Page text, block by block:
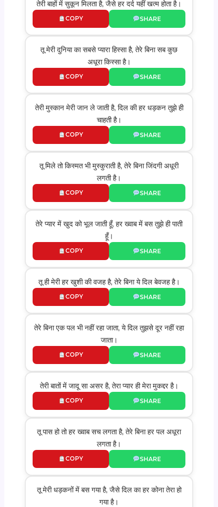
तेरी बाहों में सुकून मिलता है, जैसे हर दर्द यहीं खत्म होता है।
COPY SHARE
तू मेरी दुनिया का सबसे प्यारा हिस्सा है, तेरे बिना सब कुछ
अधूरा किस्सा है।
COPY SHARE
तेरी मुस्कान मेरी जान ले जाती है, दिल की हर धड़कन तुझे ही
चाहती है।
COPY SHARE
तू मिले तो किस्मत भी मुस्कुराती है, तेरे बिना जिंदगी अधूरी
लगती है।
COPY SHARE
तेरे प्यार में खुद को भूल जाती हूँ, हर ख्वाब में बस तुझे ही पाती
हूँ।
COPY SHARE
तू ही मेरी हर खुशी की वजह है, तेरे बिना ये दिल बेवजह है।
COPY SHARE
तेरे बिना एक पल भी नहीं रहा जाता, ये दिल तुझसे दूर नहीं रहा
जाता।
COPY SHARE
तेरी बातों में जादू सा असर है, तेरा प्यार ही मेरा मुकद्दर है।
COPY SHARE
तू पास हो तो हर ख्वाब सच लगता है, तेरे बिना हर पल अधूरा
लगता है।
COPY SHARE
तू मेरी धड़कनों में बस गया है, जैसे दिल का हर कोना तेरा हो
गया है।